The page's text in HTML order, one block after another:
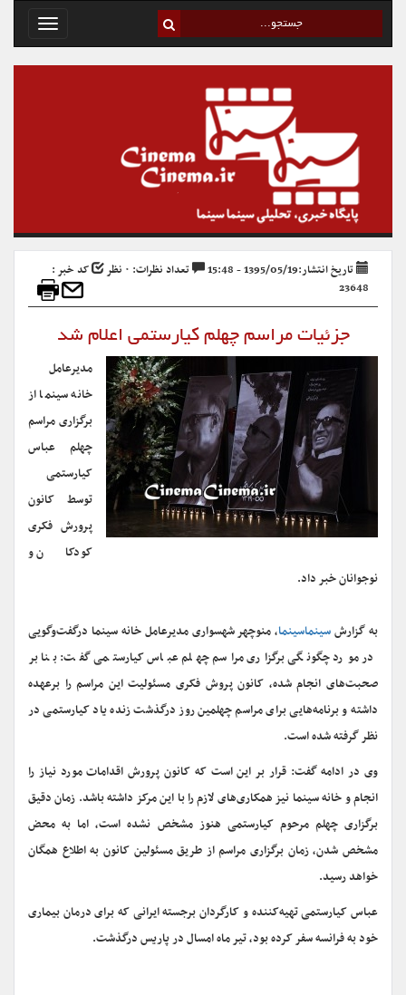
Toggle
تاریخ انتشار:1395/05/19 - 15:48 تعداد نظرات: ۰ نظر
کد خبر :
23648
جزئیات مراسم چهلم کیارستمی اعلام شد
مدیرعامل
خانه سینما از
برگزاری مراسم
چهلم عباس
کیارستمی
توسط کانون
پرورش فکری
کودکان و
نوجوانان خبر داد.
به گزارشسینماسینما، منوچهر شهسواری مدیرعامل خانه سینما درگفت‌وگویی
در مورد چگونگی برگزاری مراسم چهلم عباس کیارستمی گفت: بنا بر
صحبت‌های انجام شده، کانون پروش فکری مسئولیت این مراسم را برعهده
داشته و برنامه‌هایی برای مراسم چهلمین روز درگذشت زنده یاد کیارستمی در
نظر گرفته شده است.
وی در ادامه گفت: قرار بر این است که کانون پرورش اقدامات مورد نیاز را
انجام و خانه سینما نیز همکاری‌های لازم را با این مرکز داشته باشد. زمان دقیق
برگزاری چهلم مرحوم کیارستمی هنوز مشخص نشده است، اما به محض
مشخص شدن، زمان برگزاری مراسم از طریق مسئولین کانون به اطلاع همگان
خواهد رسید.
عباس کیارستمی تهیه‌کننده و کارگردان برجسته ایرانی که برای درمان بیماری
خود به فرانسه سفر کرده بود، تیر ماه امسال در پاریس درگذشت.